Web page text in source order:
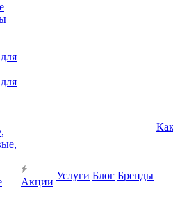
Акции
Услуги Блог Бренды